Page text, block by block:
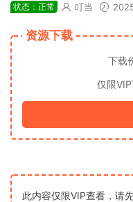
状态：正常 叮当
资源下载
下载
仅限
此内容仅限VIP查看，请